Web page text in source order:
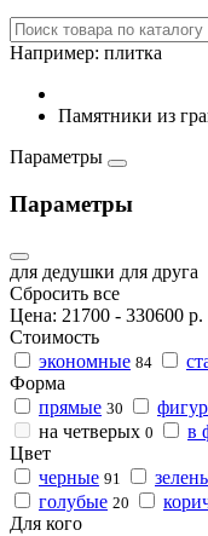
Например: плитка
Памятники из
Параметры
Параметры
для дедушки для друга
Сбросить все
Цена: 21700 - 330600 р.
Стоимость
экономные 84
Форма
прямые 30
на четверых 0 в
Цвет
черные 91
голубые 20
Для кого